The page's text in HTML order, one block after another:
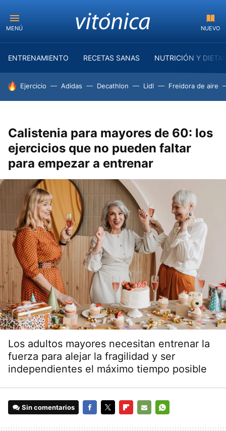
MENÚ NUEVO
ENTRENAMIENTO RECETAS SANAS NUTRICIÓN Y
HOY SE HABLA DE
Ejercicio Adidas Decathlon Lidl Freidora de aire
Calistenia para mayores de 60: los
ejercicios que no pueden faltar
para empezar a entrenar
Los adultos mayores necesitan entrenar la
fuerza para alejar la fragilidad y ser
independientes el máximo tiempo posible
Sin comentarios